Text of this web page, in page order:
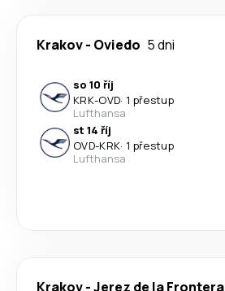
Krakov- Oviedo 5 dni
so 10 říj
KRK-OVD· 1 přestup
Lufthansa
st 14 říj
OVD-KRK· 1 přestup
Lufthansa
Krakov-Jerez de la Frontera